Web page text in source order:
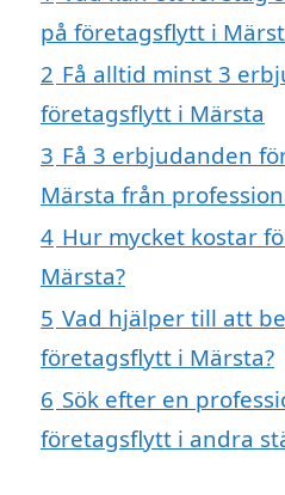
på företagsflytt i
2 Få alltid minst 3
företagsflytt i Märsta
3 Få 3 erbjudanden
Märsta från
4 Hur mycket kostar
Märsta?
5 Vad hjälper till att
företagsflytt i Märsta?
6 Sök efter en
företagsflytt i andra